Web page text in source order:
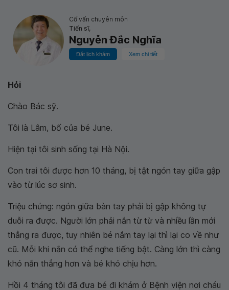
Cố vấn chuyên môn
Tiến sĩ,
Nguyễn Đắc Nghĩa
Đặt lịch khám Xem chi tiết
Hỏi
Chào Bác sỹ.
Tôi là Lâm, bố của bé June.
Hiện tại tôi sinh sống tại Hà Nội.
Con trai tôi được hơn 10 tháng, bị tật ngón tay giữa gập
vào từ lúc sơ sinh.
Triệu chứng: ngón giữa bàn tay phải bị gập không tự
duỗi ra được. Người lớn phải nắn từ từ và nhiều lần mới
thẳng ra được, tuy nhiên bé nắm tay lại thì lại co về như
cũ. Mỗi khi nắn có thể nghe tiếng bật. Càng lớn thì càng
khó nắn thẳng hơn và bé khó chịu hơn.
Hồi 4 tháng tôi đã đưa bé đi khám ở Bệnh viện nơi cháu